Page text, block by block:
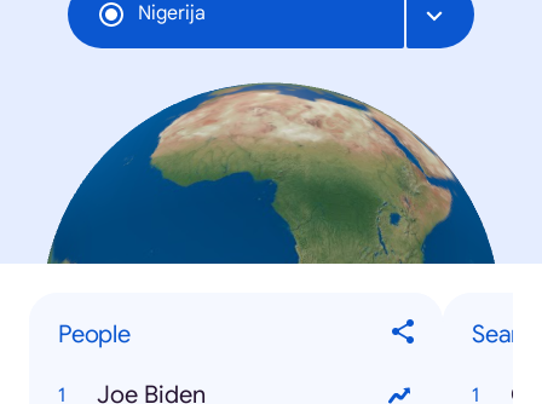
Nigerija
People
Joe Biden